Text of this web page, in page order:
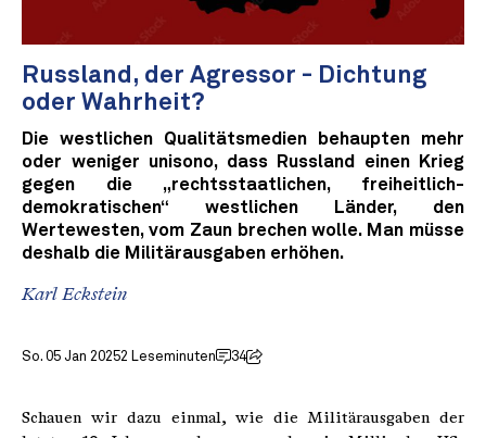
Russland, der Agressor - Dichtung
oder Wahrheit?
Die westlichen Qualitätsmedien behaupten mehr
oder weniger unisono, dass Russland einen Krieg
gegen die „rechtsstaatlichen, freiheitlich-
demokratischen“ westlichen Länder, den
Wertewesten, vom Zaun brechen wolle. Man müsse
deshalb die Militärausgaben erhöhen.
Karl Eckstein
So. 05 Jan 20252 Leseminuten 34
Schauen wir dazu einmal, wie die Militärausgaben der